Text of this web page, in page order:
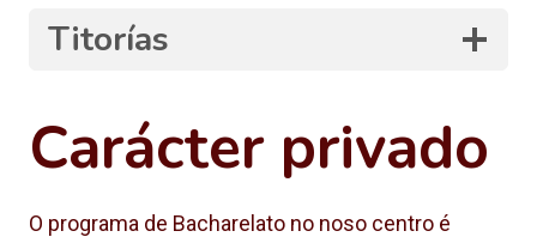
Titorías
Carácter privado
O programa de Bacharelato no noso centro é